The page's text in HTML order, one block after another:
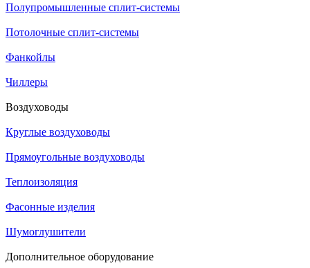
Полупромышленные сплит-системы
Потолочные сплит-системы
Фанкойлы
Чиллеры
Воздуховоды
Круглые воздуховоды
Прямоугольные воздуховоды
Теплоизоляция
Фасонные изделия
Шумоглушители
Дополнительное оборудование